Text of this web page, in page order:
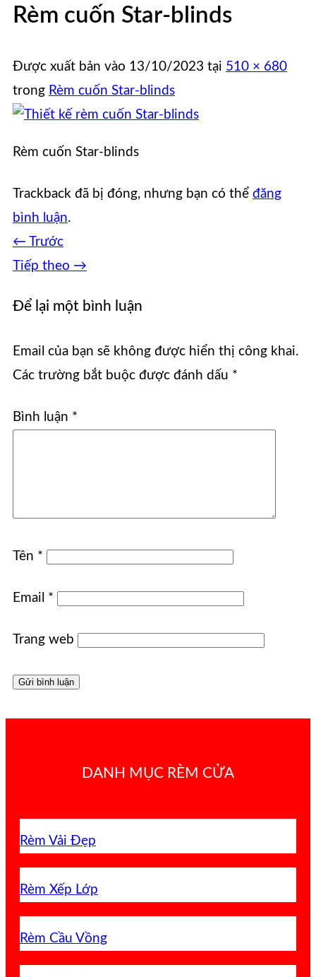
Rèm cuốn Star-blinds
Được xuất bản vào 13/10/2023 tại 510 × 680
trong Rèm cuốn Star-blinds
Rèm cuốn Star-blinds
Trackback đã bị đóng, nhưng bạn có thể đăng
bình luận.
← Trước
Tiếp theo →
Để lại một bình luận
Email của bạn sẽ không được hiển thị công khai.
Các trường bắt buộc được đánh dấu *
Bình luận *
Tên *
Email *
Trang web
DANH MỤC RÈM CỬA
Rèm Vải Đẹp
Rèm Xếp Lớp
Rèm Cầu Vồng